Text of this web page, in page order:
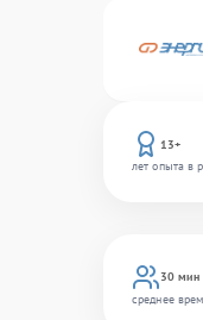
13+
лет опыта в
30 мин
среднее